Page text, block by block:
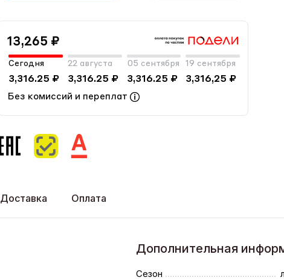
13,265 ₽
Сегодня
3,316.25 ₽
22 августа
3,316.25 ₽
05 сентября
3,316.25 ₽
19 сентября
3,316,25 ₽
Без комиссий и переплат
Доставка Оплата
Дополнительная
Сезон